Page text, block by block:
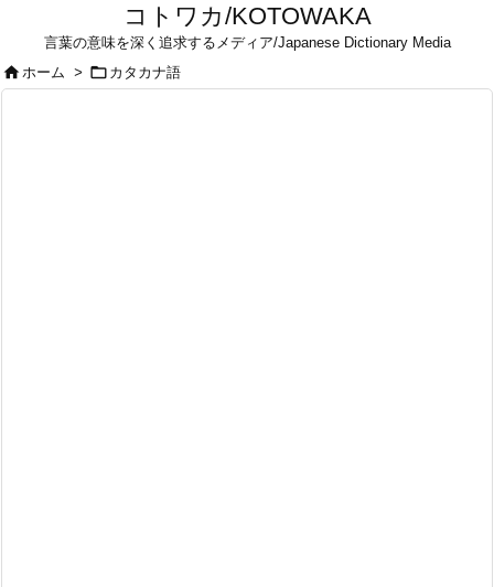
コトワカ/KOTOWAKA
言葉の意味を深く追求するメディア/Japanese Dictionary Media
ホーム >  カタカナ語